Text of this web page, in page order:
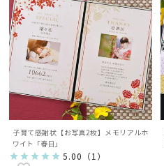
子育て感謝状【お写真2枚】メモリアルホ
ワイト「春日」
5.00 （ 1 ）